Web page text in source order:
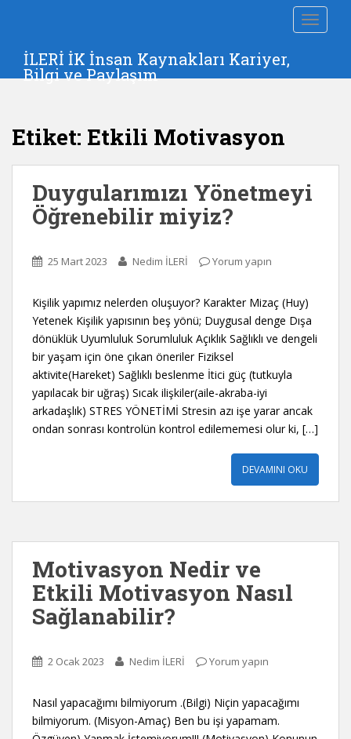
t
İLERİ İK İnsan Kaynakları Kariyer,
Bilgi ve Paylaşım
Etiket: Etkili Motivasyon
Duygularımızı Yönetmeyi
Öğrenebilir miyiz?
25 Mart 2023 Nedim İLERİ Yorum yapın
Kişilik yapımız nelerden oluşuyor? Karakter Mizaç (Huy)
Yetenek Kişilik yapısının beş yönü; Duygusal denge Dışa
dönüklük Uyumluluk Sorumluluk Açıklık Sağlıklı ve dengeli
bir yaşam için öne çıkan öneriler Fiziksel
aktivite(Hareket) Sağlıklı beslenme İtici güç (tutkuyla
yapılacak bir uğraş) Sıcak ilişkiler(aile-akraba-iyi
arkadaşlık) STRES YÖNETİMİ Stresin azı işe yarar ancak
ondan sonrası kontrolün kontrol edilememesi olur ki, […]
DEVAMINI OKU
Motivasyon Nedir ve
Etkili Motivasyon Nasıl
Sağlanabilir?
2 Ocak 2023 Nedim İLERİ Yorum yapın
Nasıl yapacağımı bilmiyorum .(Bilgi) Niçin yapacağımı
bilmiyorum. (Misyon-Amaç) Ben bu işi yapamam.